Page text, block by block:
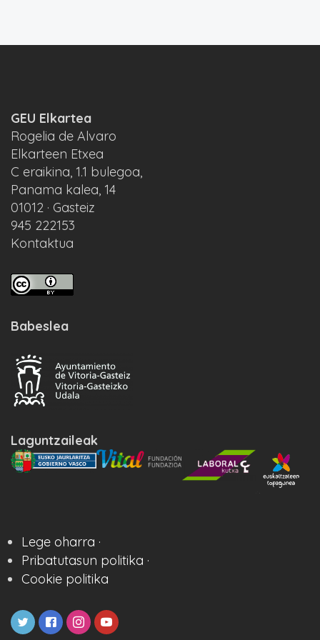
GEU Elkartea
Rogelia de Alvaro
Elkarteen Etxea
C eraikina, 1.1 bulegoa,
Panama kalea, 14
01012 · Gasteiz
945 222153
Kontaktua
Babeslea
Laguntzaileak
Lege oharra ·
Pribatutasun politika ·
Cookie politika